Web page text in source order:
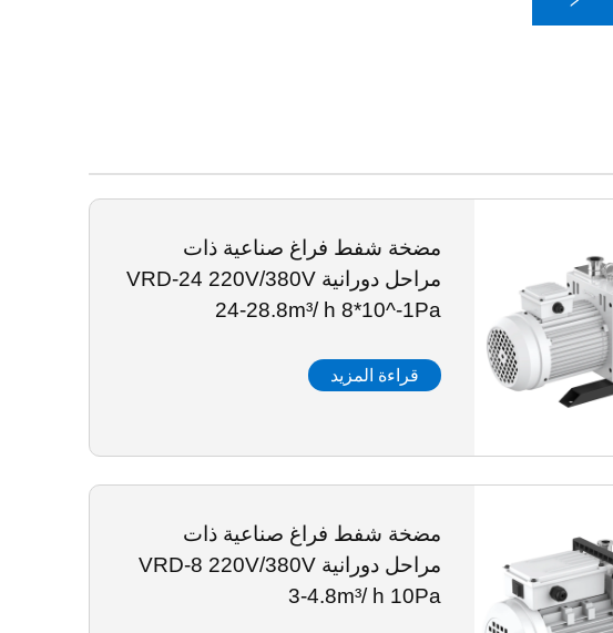
مضخة شفط فراغ صناعية ذات
مراحل دورانية VRD-24 220V/380V
24-28.8m³/ h 8*10^-1Pa
قراءة المزيد
مضخة شفط فراغ صناعية ذات
مراحل دورانية VRD-8 220V/380V
3-4.8m³/ h 10Pa